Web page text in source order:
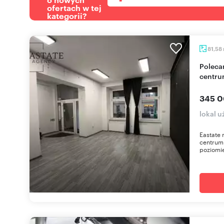
ofertach w tej
kategorii?
81,58
Polecam lokal usługowy 82 m² z 2 wejściami w
345
lokal
Eastate